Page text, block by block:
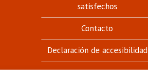
satisfechos
Contacto
Declaración de accesibilidad